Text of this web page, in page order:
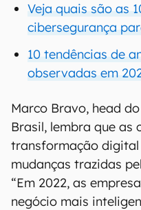
Veja quais são as
cibersegurança
10 tendências de
observadas em
Marco Bravo, head
Brasil, lembra que as
transformação
mudanças trazidas
“Em 2022, as
negócio mais